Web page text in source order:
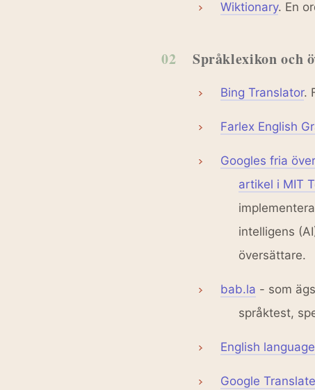
Wiktionary. En
02 Språklexikon och
Bing Translator.
Farlex English
Googles fria
artikel i MIT
intelligens
översättare.
bab.la - som
språktest,
English
Google Translate